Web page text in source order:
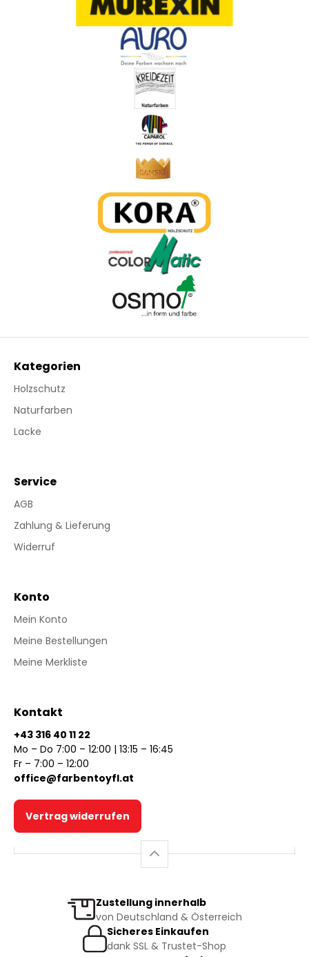
Kategorien
Holzschutz
Naturfarben
Lacke
Service
AGB
Zahlung & Lieferung
Widerruf
Konto
Mein Konto
Meine Bestellungen
Meine Merkliste
Kontakt
+43 316 40 11 22
Mo – Do 7:00 – 12:00 | 13:15 – 16:45
Fr – 7:00 – 12:00
office@farbentoyfl.at
Vertrag widerrufen
Zustellung innerhalb
von Deutschland & Österreich
Sicheres Einkaufen
dank SSL & Trustet-Shop